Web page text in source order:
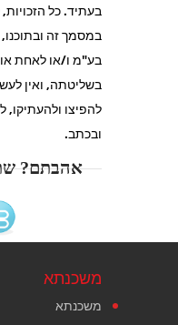
בעתיד. כל הזכויות,
במסמך זה
בע"מ ו/או לאחת
בשליטתה, ואין
להפיצו
ובכתב.
אהבתם?
משכנתא
משכנתא